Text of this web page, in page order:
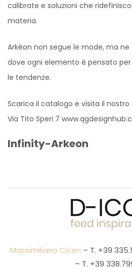
calibrate e soluzioni che
materia.
Arkèon non segue le mode, ma
dove ogni elemento è pensato
le tendenze.
Scarica il catalogo e visita il
Via Tito Speri 7
Infinity-Arkeon
Massimiliano Ciceri – T. +39
– T. +39